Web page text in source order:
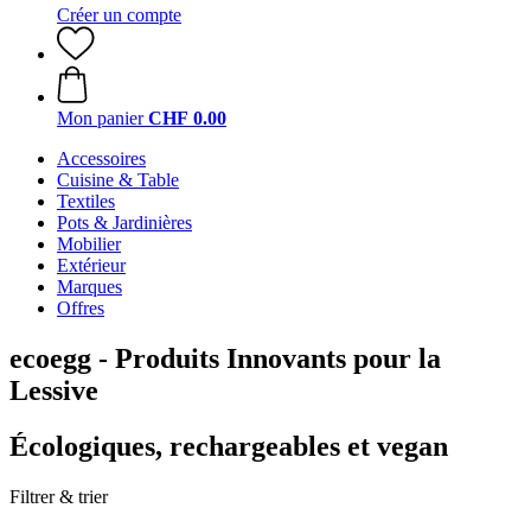
Créer un compte
Mon panier CHF 0.00
Accessoires
Cuisine & Table
Textiles
Pots & Jardinières
Mobilier
Extérieur
Marques
Offres
ecoegg - Produits Innovants pour la
Lessive
Écologiques, rechargeables et vegan
Filtrer & trier